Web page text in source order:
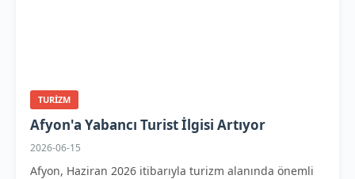
TURIZM
Afyon'a Yabancı Turist İlgisi Artıyor
2026-06-15
Afyon, Haziran 2026 itibarıyla turizm alanında önemli